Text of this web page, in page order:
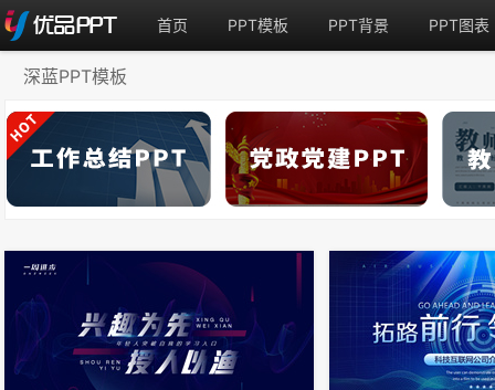
首页 PPT模板 PPT背景 PPT图表
深蓝PPT模板